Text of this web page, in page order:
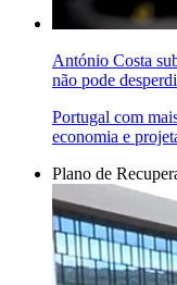
António Costa
não pode
Portugal com
economia e
Plano de